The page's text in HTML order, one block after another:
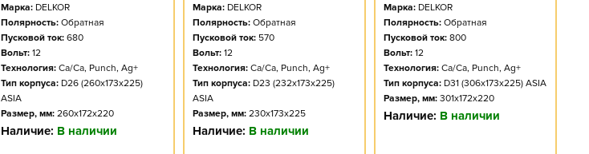
Марка: DELKOR
Полярность: Обратная
Пусковой ток: 680
Вольт: 12
Технология: Ca/Ca, Punch, Ag+
Тип корпуса: D26 (260x173x225)
ASIA
Размер, мм: 260x172x220
Наличие: В наличии
Марка: DELKOR
Полярность: Обратная
Пусковой ток: 570
Вольт: 12
Технология: Ca/Ca, Punch, Ag+
Тип корпуса: D23 (232x173x225)
ASIA
Размер, мм: 230x173x225
Наличие: В наличии
Марка: DELKOR
Полярность: Обратная
Пусковой ток: 800
Вольт: 12
Технология: Ca/Ca, Punch, Ag+
Тип корпуса: D31 (306x173x225) ASIA
Размер, мм: 301x172x220
Наличие: В наличии